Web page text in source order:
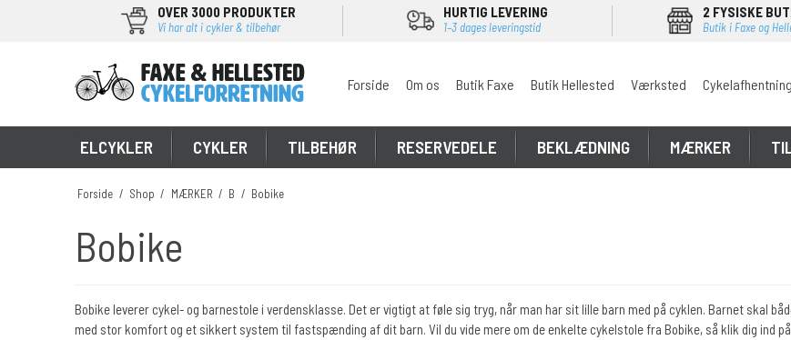
OVER 3000 PRODUKTER
Vi har alt i cykler & tilbehør
HURTIG LEVERING
1–3 dages leveringstid
2 FYSISKE
Butik i Faxe og
Forside Om os Butik Faxe Butik Hellested Værksted Cykelafhentning
ELCYKLER CYKLER TILBEHØR RESERVEDELE BEKLÆDNING MÆRKER
Forside / Shop / MÆRKER / B / Bobike
Bobike
Bobike leverer cykel- og barnestole i verdensklasse. Det er vigtigt at føle sig tryg, når man har sit lille barn med på cyklen. Barnet skal
med stor komfort og et sikkert system til fastspænding af dit barn. Vil du vide mere om de enkelte cykelstole fra Bobike, så klik dig ind